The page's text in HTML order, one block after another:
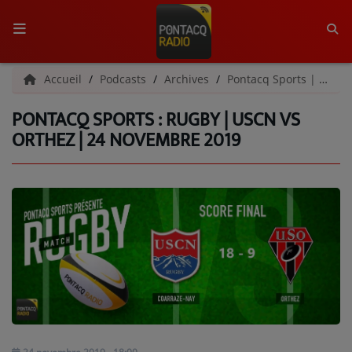
ACCUEIL
RADIO
L'ÉQUIPE
GRILLE DES PROGRAMMES
C'ÉTAIT QUOI CE TITRE ?
MÉDIAS
Accueil Podcasts Archives Pontacq Sports | Archives
PONTACQ SPORTS : RUGBY | USCN VS
ORTHEZ | 24 NOVEMBRE 2019